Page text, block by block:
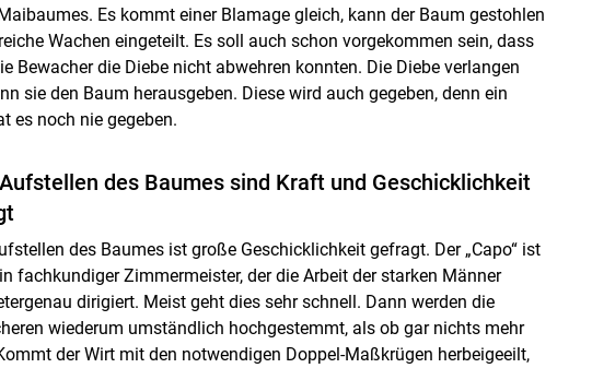
Es kommt einer Blamage gleich, kann der Baum gestohlen
Wachen eingeteilt. Es soll auch schon vorgekommen sein, dass
Bewacher die Diebe nicht abwehren konnten. Die Diebe verlangen
sie den Baum herausgeben. Diese wird auch gegeben, denn ein
es noch nie gegeben.
des Baumes sind Kraft und Geschicklichkeit
des Baumes ist große Geschicklichkeit gefragt. Der „Capo“ ist
fachkundiger Zimmermeister, der die Arbeit der starken Männer
dirigiert. Meist geht dies sehr schnell. Dann werden die
wiederum umständlich hochgestemmt, als ob gar nichts mehr
der Wirt mit den notwendigen Doppel-Maßkrügen herbeigeeilt,